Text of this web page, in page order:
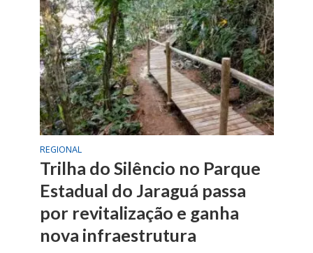
REGIONAL
Trilha do Silêncio no Parque
Estadual do Jaraguá passa
por revitalização e ganha
nova infraestrutura